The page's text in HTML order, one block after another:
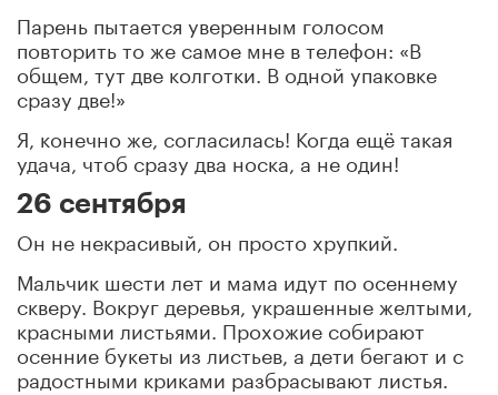
Парень пытается уверенным голосом
повторить то же самое мне в телефон: «В
общем, тут две колготки. В одной упаковке
сразу две!»
Я, конечно же, согласилась! Когда ещё такая
удача, чтоб сразу два носка, а не один!
26 сентября
Он не некрасивый, он просто хрупкий.
Мальчик шести лет и мама идут по осеннему
скверу. Вокруг деревья, украшенные желтыми,
красными листьями. Прохожие собирают
осенние букеты из листьев, а дети бегают и с
радостными криками разбрасывают листья.